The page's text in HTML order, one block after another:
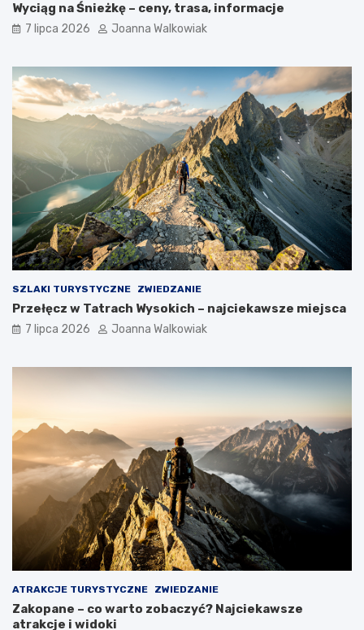
Wyciąg na Śnieżkę – ceny, trasa, informacje
7 lipca 2026 Joanna Walkowiak
SZLAKI TURYSTYCZNE ZWIEDZANIE
Przełęcz w Tatrach Wysokich – najciekawsze miejsca
7 lipca 2026 Joanna Walkowiak
ATRAKCJE TURYSTYCZNE ZWIEDZANIE
Zakopane – co warto zobaczyć? Najciekawsze
atrakcje i widoki